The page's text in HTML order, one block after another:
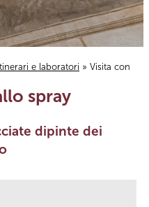
e laboratori » Visita con
spray
dipinte dei